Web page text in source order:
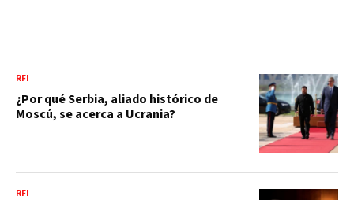
RFI
¿Por qué Serbia, aliado histórico de
Moscú, se acerca a Ucrania?
RFI